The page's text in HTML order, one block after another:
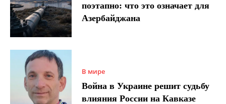
поэтапно: что это означает для
Азербайджана
В мире
Война в Украине решит судьбу
влияния России на Кавказе